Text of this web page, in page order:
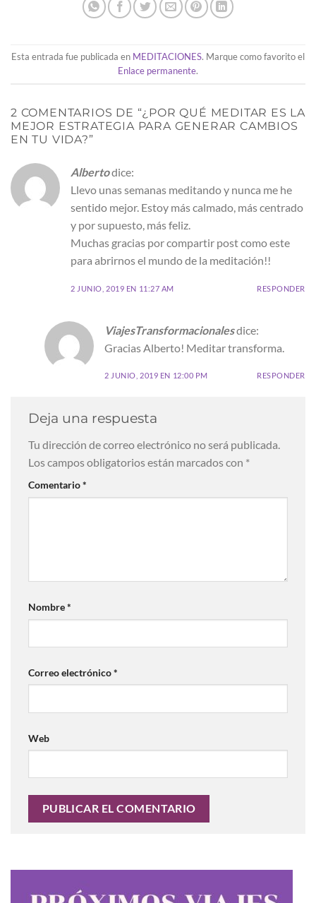
Esta entrada fue publicada en MEDITACIONES. Marque como favorito el
Enlace permanente.
2 COMENTARIOS DE “¿POR QUÉ MEDITAR ES LA
MEJOR ESTRATEGIA PARA GENERAR CAMBIOS
EN TU VIDA?”
Albertodice:
Llevo unas semanas meditando y nunca me he
sentido mejor. Estoy más calmado, más centrado
y por supuesto, más feliz.
Muchas gracias por compartir post como este
para abrirnos el mundo de la meditación!!
2 JUNIO, 2019 EN 11:27 AM RESPONDER
ViajesTransformacionalesdice:
Gracias Alberto! Meditar transforma.
2 JUNIO, 2019 EN 12:00 PM RESPONDER
Deja una respuesta
Tu dirección de correo electrónico no será publicada.
Los campos obligatorios están marcados con *
Comentario*
Nombre*
Correo electrónico*
Web